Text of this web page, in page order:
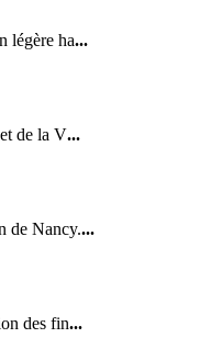
légère ha...
de la V...
de Nancy....
des fin...